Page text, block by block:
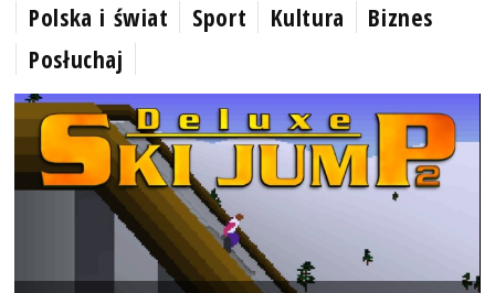
Polska i świat
Sport Kultura
Biznes
Posłuchaj